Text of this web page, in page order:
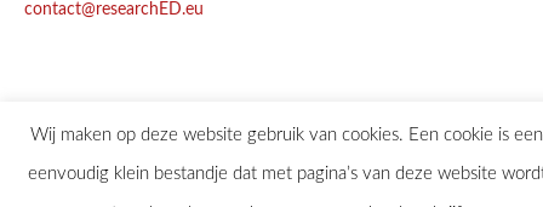
contact@researchED.eu
Wij maken op deze website gebruik van cookies. Een cookie is een
eenvoudig klein bestandje dat met pagina’s van deze website